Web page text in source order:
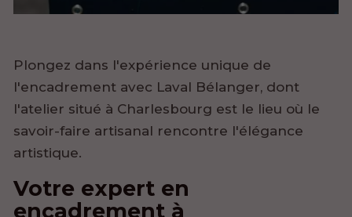
Plongez dans l'expérience unique de
l'encadrement avec Laval Bélanger, dont
l'atelier situé à Charlesbourg est le lieu où le
savoir-faire artisanal rencontre l'élégance
artistique.
Votre expert en
encadrement à